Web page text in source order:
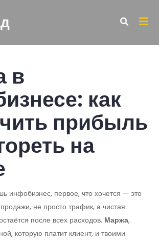
в
как
прибыль
на
инфобизнес, первое, что хочется — это
не просто трафик, а чистая
после всех расходов. Маржа,
которую платит клиент, и твоими